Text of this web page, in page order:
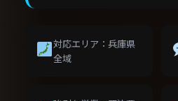
対応エリア：兵庫県
全域